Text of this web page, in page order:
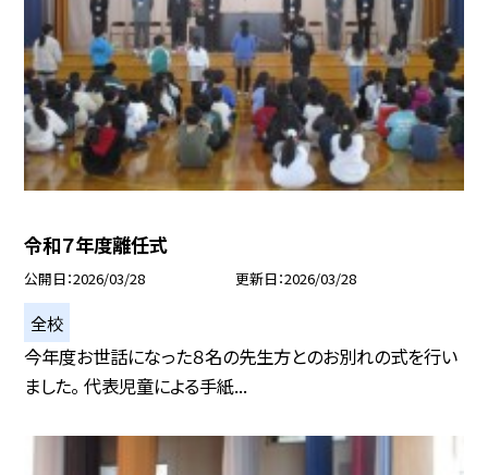
令和７年度離任式
公開日 2026/03/28 更新日 2026/03/28
全校
今年度お世話になった８名の先生方とのお別れの式を行い
ました。 代表児童による手紙...